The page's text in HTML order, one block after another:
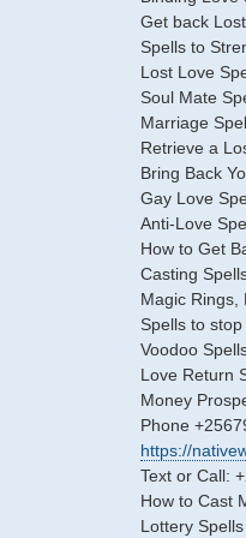
Get back
Spells to
Lost Love
Soul Mate
Marriage
Retrieve a
Bring Back
Gay Love
Anti-Love
How to Get
Casting
Magic Rings,
Spells to
Voodoo
Love Return
Money
Phone
https://
Text or Call:
How to Cast
Lottery